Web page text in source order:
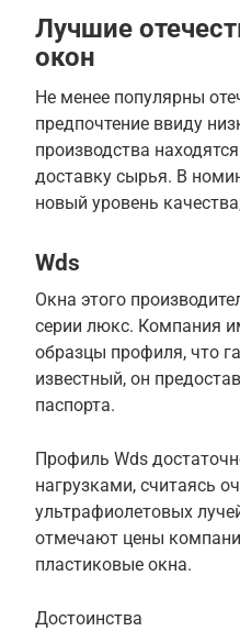
Лучшие
окон
Не менее популярны
предпочтение ввиду
производства
доставку сырья. В
новый уровень
Wds
Окна этого
серии люкс. Компания
образцы профиля, что
известный, он
паспорта.
Профиль Wds
нагрузками, считаясь
ультрафиолетовых
отмечают цены
пластиковые окна.
Достоинства